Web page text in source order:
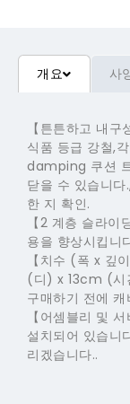
개요 사
【튼튼하고 내
식품 등급 강철,
damping 쿠션 트
닫을 수 있습니
한 지 확인.
【2 계층 슬라
용을 향상시킵니
【치수 (폭 x
(디) x 13cm (시
구매하기 전에
【어셈블리 및
설치되어 있습니
리겠습니다..